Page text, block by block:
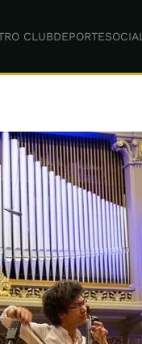
CLUBDEPORTESOCIAL